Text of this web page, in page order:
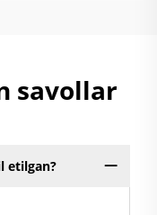
savollar
etilgan?